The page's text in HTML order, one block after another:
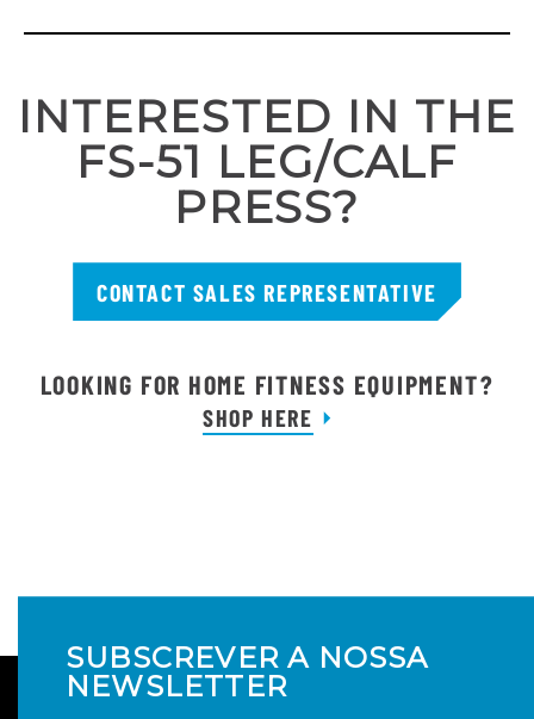
INTERESTED IN THE
FS-51 LEG/CALF
PRESS?
CONTACT SALES REPRESENTATIVE
LOOKING FOR HOME FITNESS EQUIPMENT?
SHOP HERE
SUBSCREVER A NOSSA
NEWSLETTER